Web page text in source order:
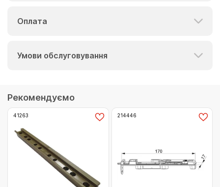
Оплата
Умови обслуговування
Рекомендуємо
41263 214446